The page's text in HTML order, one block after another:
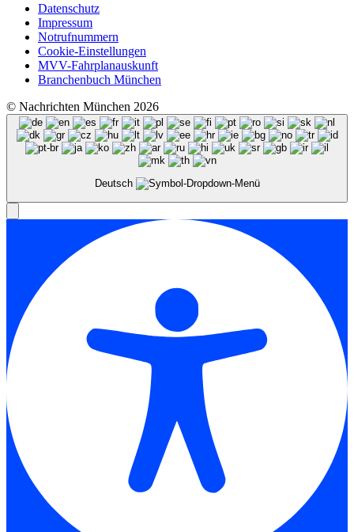
Datenschutz
Impressum
Notrufnummern
Cookie-Einstellungen
MVV-Fahrplanauskunft
Branchenbuch München
© Nachrichten München 2026
Deutsch